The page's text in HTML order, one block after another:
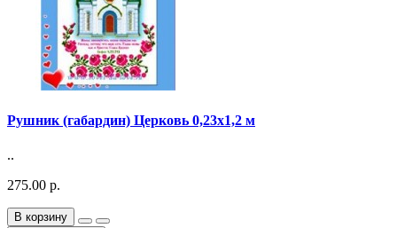
Рушник (габардин) Церковь 0,23х1,2 м
..
275.00 р.
В корзину